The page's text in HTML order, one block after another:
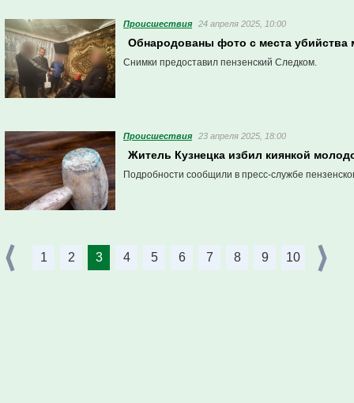
Проиcшествия 24 апреля 2025, 10:00
Обнародованы фото с места убийства
Снимки предоставил пензенский Следком.
Проиcшествия 23 апреля 2025, 18:00
Житель Кузнецка избил киянкой
Подробности сообщили в пресс-службе
1 2 3 4 5 6 7 8 9 10